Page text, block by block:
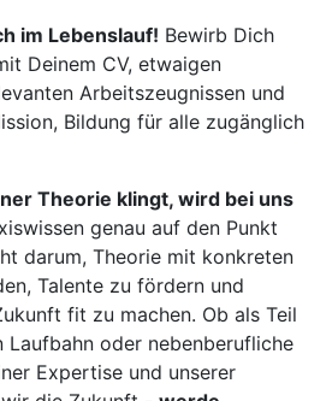
im Lebenslauf! Bewirb Dich
Deinem CV, etwaigen
Arbeitszeugnissen und
Bildung für alle zugänglich
Theorie klingt, wird bei uns
genau auf den Punkt
darum, Theorie mit konkreten
Talente zu fördern und
fit zu machen. Ob als Teil
Laufbahn oder nebenberufliche
Expertise und unserer